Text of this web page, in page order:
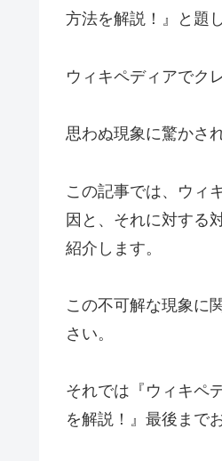
方法を解説！』と題
ウィキペディアでク
思わぬ現象に驚かさ
この記事では、ウィ
因と、それに対する
紹介します。
この不可解な現象に
さい。
それでは『ウィキペ
を解説！』最後まで